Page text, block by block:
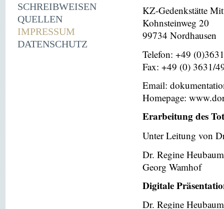
SCHREIBWEISEN
QUELLEN
IMPRESSUM
DATENSCHUTZ
KZ-Gedenkstätte
Kohnsteinweg 20
99734 Nordhausen
Telefon: +49
Fax: +49 (0) 3631/
Email:
Homepage:
Erarbeitung des
Unter Leitung von
Dr. Regine Heubaum
Georg Wamhof
Digitale
Dr. Regine Heubaum